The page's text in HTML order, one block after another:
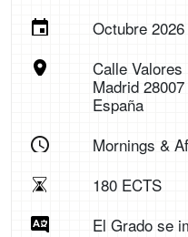
Octubre 2026
Calle Valores
Madrid 28007
España
Mornings &
180 ECTS
El Grado se